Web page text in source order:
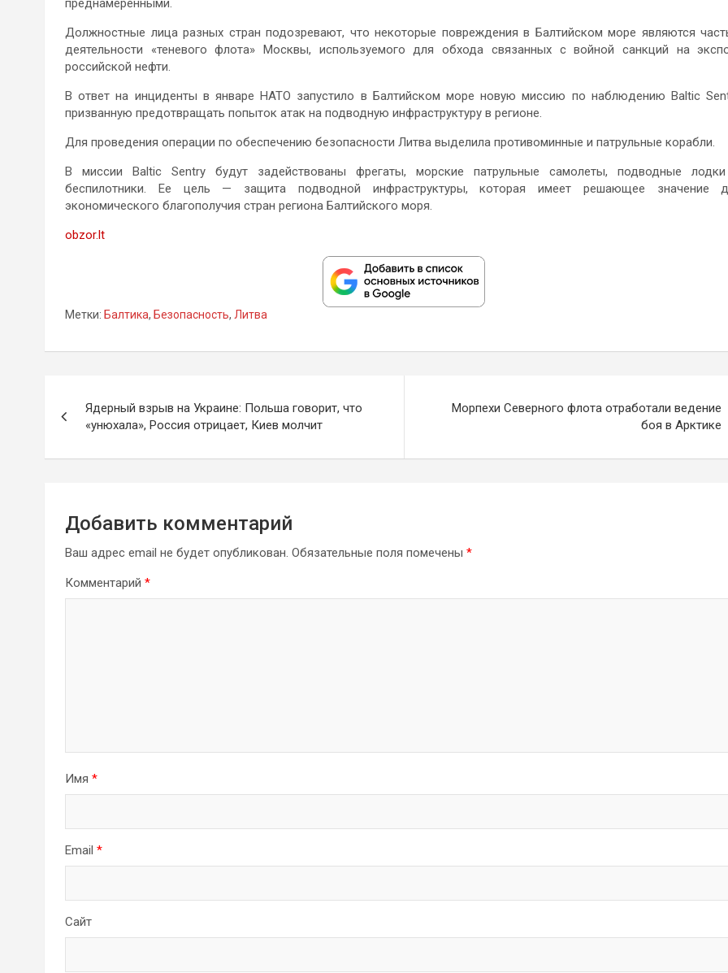
преднамеренными.
Должностные лица разных стран подозревают, что некоторые повреждения в Балтийском море являются
деятельности «теневого флота» Москвы, используемого для обхода связанных с войной санкций на
российской нефти.
В ответ на инциденты в январе НАТО запустило в Балтийском море новую миссию по наблюдению Baltic
призванную предотвращать попыток атак на подводную инфраструктуру в регионе.
Для проведения операции по обеспечению безопасности Литва выделила противоминные и патрульные корабли.
В миссии Baltic Sentry будут задействованы фрегаты, морские патрульные самолеты, подводные
беспилотники. Ее цель — защита подводной инфраструктуры, которая имеет решающее значение
экономического благополучия стран региона Балтийского моря.
obzor.lt
Метки: Балтика, Безопасность, Литва
по
записям
Ядерный взрыв на Украине: Польша говорит, что
«унюхала», Россия отрицает, Киев молчит
Морпехи Северного флота отработали ведение
боя в Арктике
Добавить комментарий
Ваш адрес email не будет опубликован. Обязательные поля помечены *
Комментарий *
Имя *
Email *
Сайт